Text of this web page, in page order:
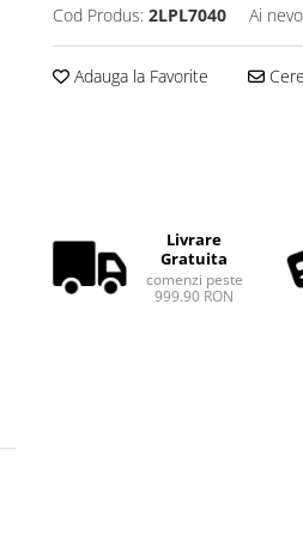
Cod Produs: 2LPL7040 Ai
Adauga la Favorite
Livrare
Gratuita
comenzi peste
999.90 RON